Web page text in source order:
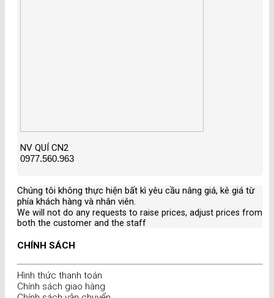
NV QUÍ CN2
0977.560.963
Chúng tôi không thực hiện bất kì yêu cầu nâng giá, kê giá từ
phía khách hàng và nhân viên.
We will not do any requests to raise prices, adjust prices from
both the customer and the staff
CHÍNH SÁCH
Hình thức thanh toán
Chính sách giao hàng